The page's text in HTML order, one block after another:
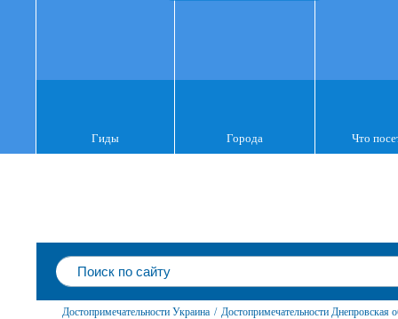
Гиды Города Что
Достопримечательности Украина / Достопримечательности Днепровская